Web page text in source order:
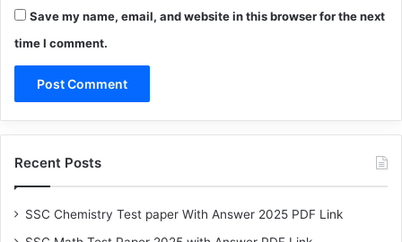
Save my name, email, and website in this browser for the next
time I comment.
Recent Posts
SSC Chemistry Test paper With Answer 2025 PDF Link